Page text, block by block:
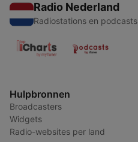
Radio Nederland
Radiostations en podcasts
Hulpbronnen
Broadcasters
Widgets
Radio-websites per land